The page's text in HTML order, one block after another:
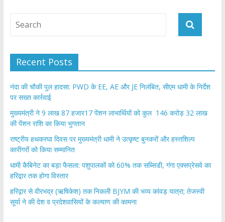
Recent Posts
नंदा की चौकी पुल हादसा: PWD के EE, AE और JE निलंबित, सीएम धामी के निर्देश
पर सख्त कार्रवाई
मुख्यमंत्री ने 9 लाख 87 हजार17 पेंशन लाभार्थियों को कुल 146 करोड़ 32 लाख
की पेंशन राशि का किया भुगतान
राष्ट्रीय हथकरघा दिवस पर मुख्यमंत्री धामी ने उत्कृष्ट बुनकरों और हस्तशिल्प
कारीगरों को किया सम्मानित
​धामी कैबिनेट का बड़ा फैसला: पशुपालकों को 60% तक सब्सिडी, गंगा एक्सप्रेसवे का
हरिद्वार तक होगा विस्तार
​हरिद्वार से वीरभद्र (ऋषिकेश) तक निकली BJYM की भव्य कांवड़ यात्रा; तेजस्वी
सूर्या ने की देश व प्रदेशवासियों के कल्याण की कामना